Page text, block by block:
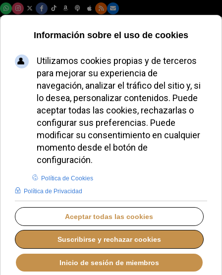
Los Museos
Vaticanos abren
una exposición de
casi quinientas
piezas de
micromosaicos
ALMUDENA RODRIGO PAPA LEÓN XIV SÁBADO, 17 MAYO 2025 13:30